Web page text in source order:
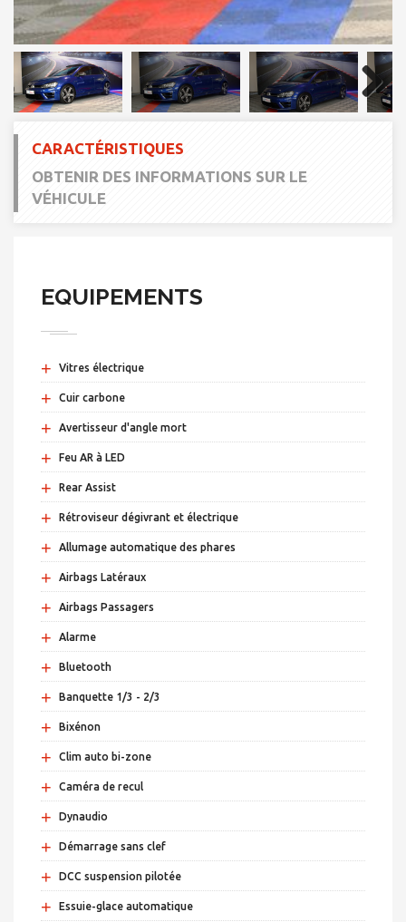
Next
CARACTÉRISTIQUES
OBTENIR DES INFORMATIONS SUR LE
VÉHICULE
EQUIPEMENTS
+ Vitres électrique
+ Cuir carbone
+ Avertisseur d'angle mort
+ Feu AR à LED
+ Rear Assist
+ Rétroviseur dégivrant et électrique
+ Allumage automatique des phares
+ Airbags Latéraux
+ Airbags Passagers
+ Alarme
+ Bluetooth
+ Banquette 1/3 - 2/3
+ Bixénon
+ Clim auto bi-zone
+ Caméra de recul
+ Dynaudio
+ Démarrage sans clef
+ DCC suspension pilotée
+ Essuie-glace automatique